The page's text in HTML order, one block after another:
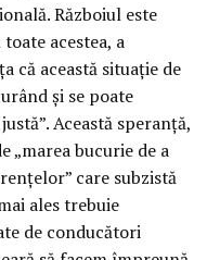
Războiul este
acestea, a
că această situație de
și se poate
Această speranță,
„marea bucurie de a
care subzistă
ales trebuie
de conducători